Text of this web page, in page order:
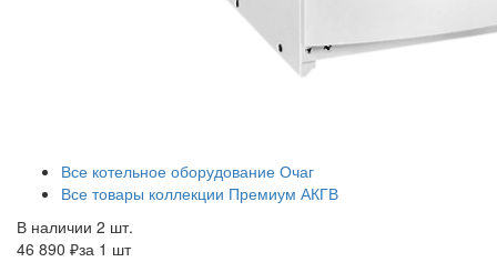
Все котельное оборудование Очаг
Все товары коллекции Премиум АКГВ
В наличии 2 шт.
46 890 ₽за 1 шт